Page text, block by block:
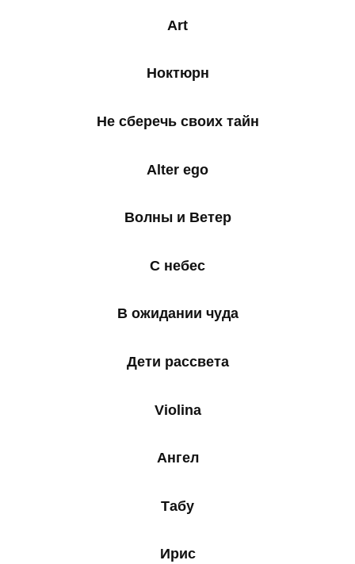
Art
Ноктюрн
Не сберечь своих тайн
Alter ego
Волны и Ветер
С небес
В ожидании чуда
Дети рассвета
Violina
Ангел
Табу
Ирис